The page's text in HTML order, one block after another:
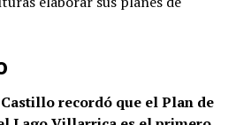
Castillo recordó que el Plan de